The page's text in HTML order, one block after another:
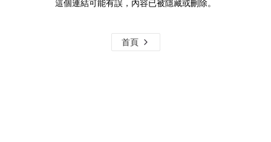
這個連結可能有誤，內容已被隱藏或刪除。
首頁